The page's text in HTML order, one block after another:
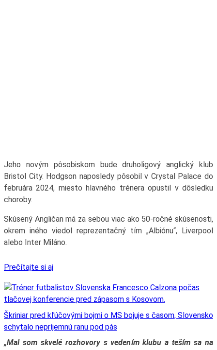
Jeho novým pôsobiskom bude druholigový anglický klub
Bristol City. Hodgson naposledy pôsobil v Crystal Palace do
februára 2024, miesto hlavného trénera opustil v dôsledku
choroby.
Skúsený Angličan má za sebou viac ako 50-ročné skúsenosti,
okrem iného viedol reprezentačný tím „Albiónu“, Liverpool
alebo Inter Miláno.
Prečítajte si aj
Škriniar pred kľúčovými bojmi o MS bojuje s časom, Slovensko
schytalo nepríjemnú ranu pod pás
„Mal som skvelé rozhovory s vedením klubu a teším sa na